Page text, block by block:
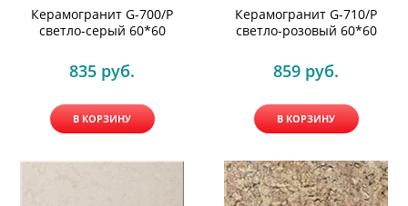
Керамогранит G-700/P
светло-серый 60*60
835 руб.
В КОРЗИНУ
Керамогранит G-710/P
светло-розовый 60*60
859 руб.
В КОРЗИНУ